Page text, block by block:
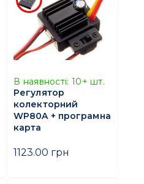
В наявності: 10+ шт.
Регулятор
колекторний
WP80A + програмна
карта
1123.00 грн